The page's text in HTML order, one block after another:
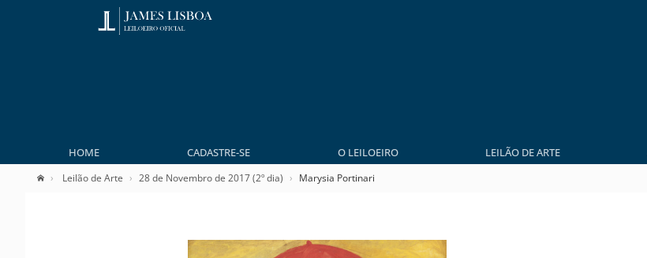
HOME CADASTRE-SE O LEILOEIRO LEILÃO DE ARTE
Leilão de Arte 28 de Novembro de 2017 (2º dia) Marysia Portinari